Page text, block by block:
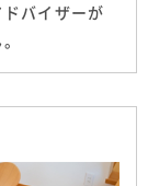
バイザーが